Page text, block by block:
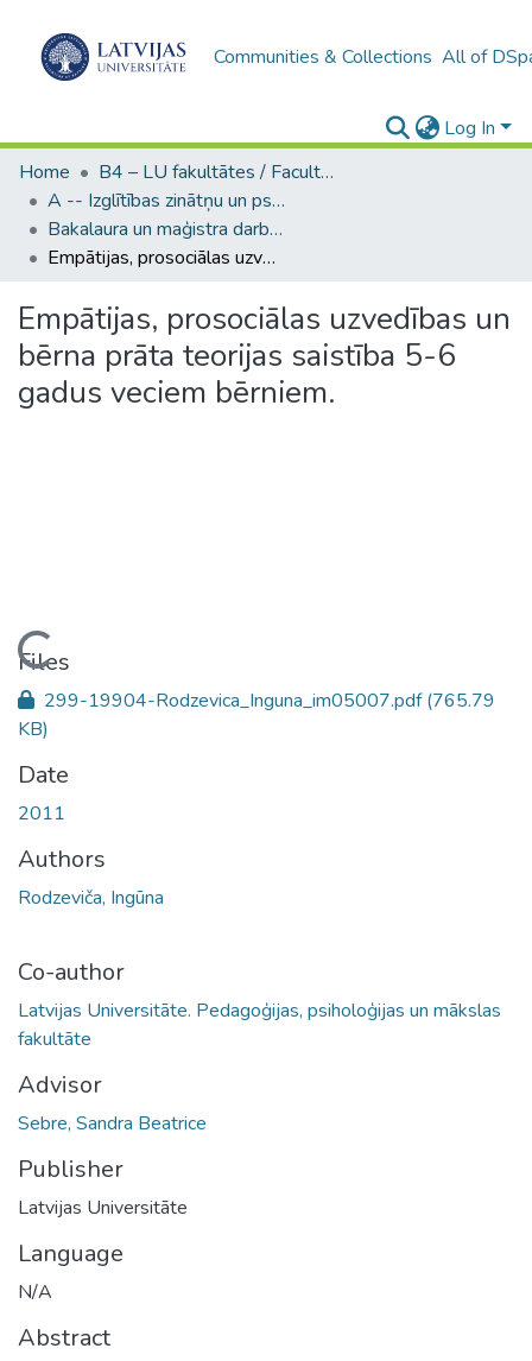
Communities & Collections All of
Log In
Home
B4 – LU fakultātes / Faculties of the UL
A -- Izglītības zinātņu un psiholoģijas fakultāte / Faculty of Education Sciences and Psychology
Bakalaura un maģistra darbi (PPMF) / Bachelor's and Master's theses
Empātijas, prosociālas uzvedības un bērna prāta teorijas saistība 5-6 gadus veciem bērniem.
Empātijas, prosociālas uzvedības un
bērna prāta teorijas saistība 5-6
gadus veciem bērniem.
Loading...
Files
299-19904-Rodzevica_Inguna_im05007.pdf(765.79
KB)
Date
2011
Authors
Rodzeviča, Ingūna
Co-author
Latvijas Universitāte. Pedagoģijas, psiholoģijas un mākslas
fakultāte
Advisor
Sebre, Sandra Beatrice
Publisher
Latvijas Universitāte
Language
N/A
Abstract